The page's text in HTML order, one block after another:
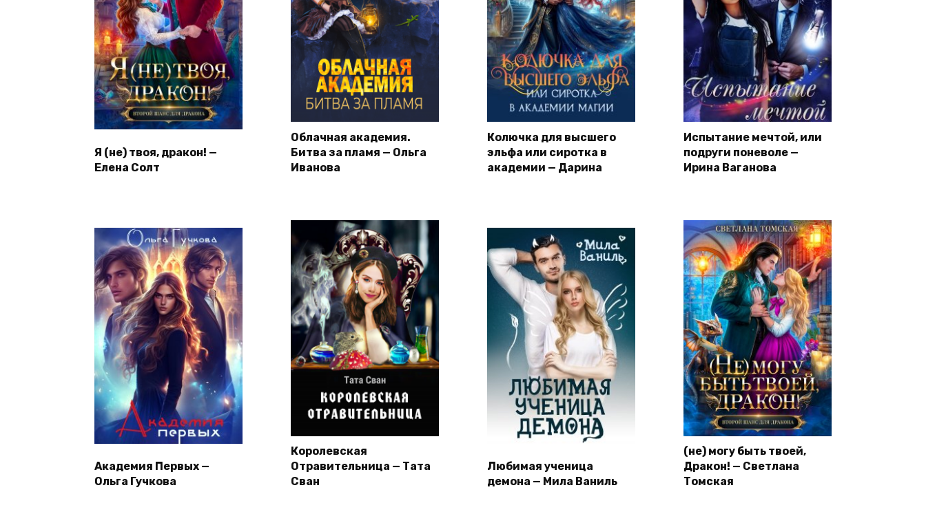
Я (не) твоя, дракон! —
Елена Солт
Облачная академия.
Битва за пламя — Ольга
Иванова
Колючка для высшего
эльфа или сиротка в
академии — Дарина
Испытание мечтой, или
подруги поневоле —
Ирина Ваганова
Академия Первых —
Ольга Гучкова
Королевская
Отравительница — Тата
Сван
Любимая ученица
демона — Мила Ваниль
(не) могу быть твоей,
Дракон! — Светлана
Томская